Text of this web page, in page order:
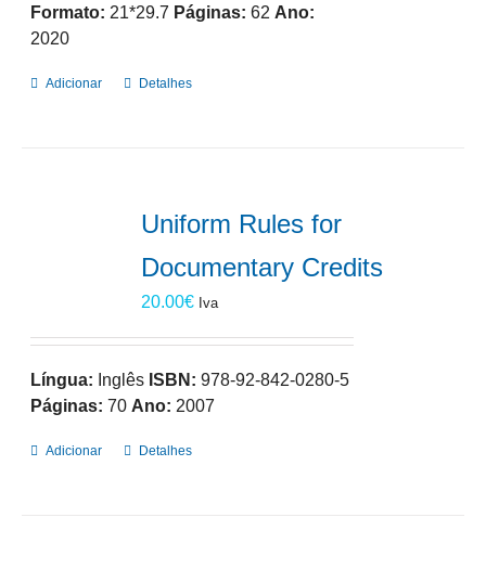
Formato: 21*29.7 Páginas: 62 Ano:
2020
Adicionar Detalhes
Uniform Rules for
Documentary Credits
20.00€ Iva
Língua: Inglês ISBN: 978-92-842-0280-5
Páginas: 70 Ano: 2007
Adicionar Detalhes